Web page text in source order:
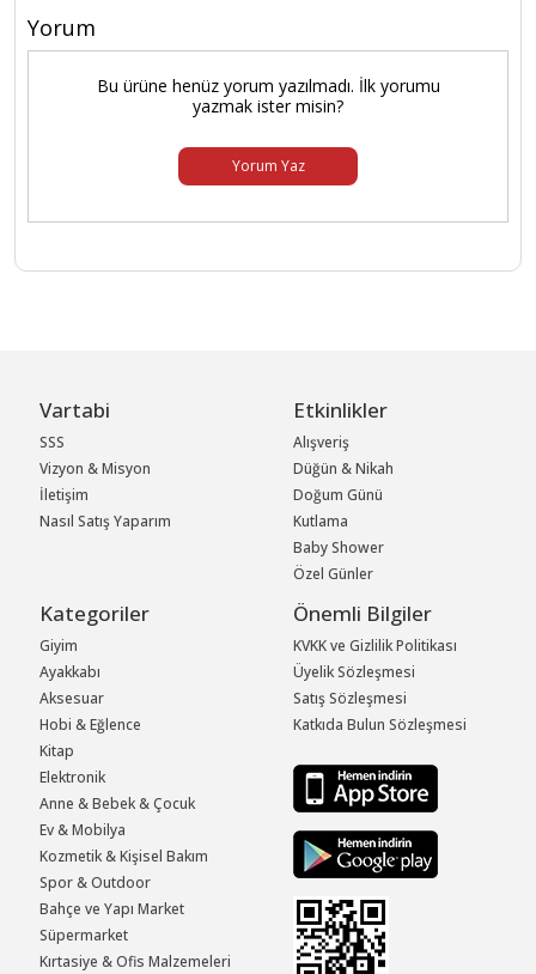
Yorum
Bu ürüne henüz yorum yazılmadı. İlk yorumu
yazmak ister misin?
Yorum Yaz
Vartabi
SSS
Vizyon & Misyon
İletişim
Nasıl Satış Yaparım
Etkinlikler
Alışveriş
Düğün & Nikah
Doğum Günü
Kutlama
Baby Shower
Özel Günler
Kategoriler
Giyim
Ayakkabı
Aksesuar
Hobi & Eğlence
Kitap
Elektronik
Anne & Bebek & Çocuk
Ev & Mobilya
Kozmetik & Kişisel Bakım
Spor & Outdoor
Bahçe ve Yapı Market
Süpermarket
Kırtasiye & Ofis Malzemeleri
Önemli Bilgiler
KVKK ve Gizlilik Politikası
Üyelik Sözleşmesi
Satış Sözleşmesi
Katkıda Bulun Sözleşmesi